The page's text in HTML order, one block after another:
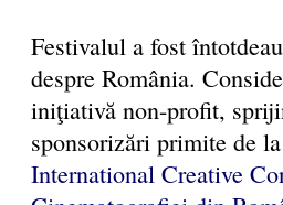
Festivalul a fost
despre România.
iniţiativă non-profit,
sponsorizări primite de
International Creative